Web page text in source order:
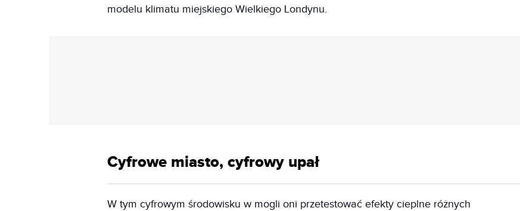
modelu klimatu miejskiego Wielkiego Londynu.
Cyfrowe miasto, cyfrowy upał
W tym cyfrowym środowisku w mogli oni przetestować efekty cieplne różnych